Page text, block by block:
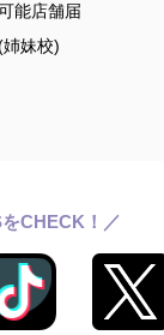
能店舗届
妹校)
CHECK！／